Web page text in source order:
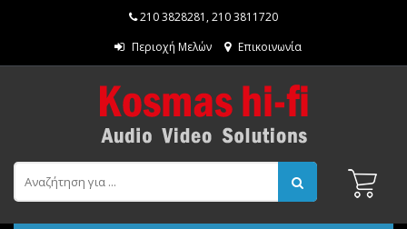
210 3828281 ,210 3811720
Περιοχή Μελών
Επικοινωνία